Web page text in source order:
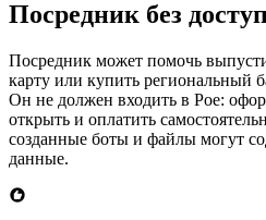
Посредник без
Посредник может помочь
карту или купить региональный
Он не должен входить в Poe:
открыть и оплатить
созданные боты и файлы могут
данные.